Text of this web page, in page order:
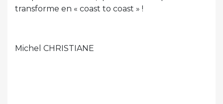
transforme en « coast to coast » !
Michel CHRISTIANE